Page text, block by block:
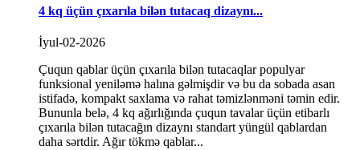
4 kq üçün çıxarıla bilən tutacaq dizaynı...
İyul-02-2026
Çuqun qablar üçün çıxarıla bilən tutacaqlar populyar
funksional yeniləmə halına gəlmişdir və bu da sobada asan
istifadə, kompakt saxlama və rahat təmizlənməni təmin edir.
Bununla belə, 4 kq ağırlığında çuqun tavalar üçün etibarlı
çıxarıla bilən tutacağın dizaynı standart yüngül qablardan
daha sərtdir. Ağır tökmə qablar...